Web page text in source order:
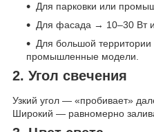
Для парковки или
Для фасада → 10–30 Вт
Для большой
промышленные модели.
2. Угол свечения
Узкий угол — «пробивает»
Широкий — равномерно